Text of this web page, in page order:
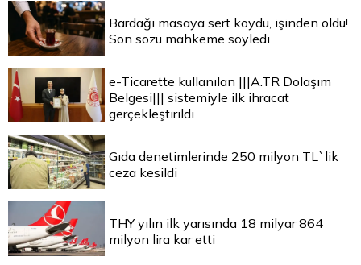
Bardağı masaya sert koydu, işinden oldu!
Son sözü mahkeme söyledi
e-Ticarette kullanılan |||A.TR Dolaşım
Belgesi||| sistemiyle ilk ihracat
gerçekleştirildi
Gıda denetimlerinde 250 milyon TL`lik
ceza kesildi
THY yılın ilk yarısında 18 milyar 864
milyon lira kar etti